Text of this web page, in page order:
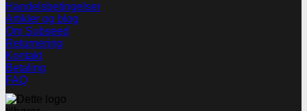
Handelsbetingelser
Artikler og blog
Om Subseed
Returnering
Kontakt
Betaling
FAQ